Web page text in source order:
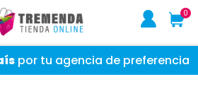
0
por tu agencia de preferencia